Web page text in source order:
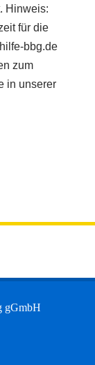
Hinweis:
für die
bbg.de
zum
in unserer
gGmbH